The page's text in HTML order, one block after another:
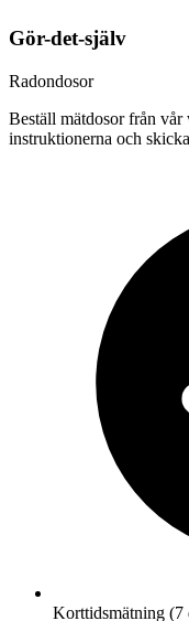
Gör-det-själv
Radondosor
Beställ mätdosor från vår
instruktionerna och
Korttidsmätning (7